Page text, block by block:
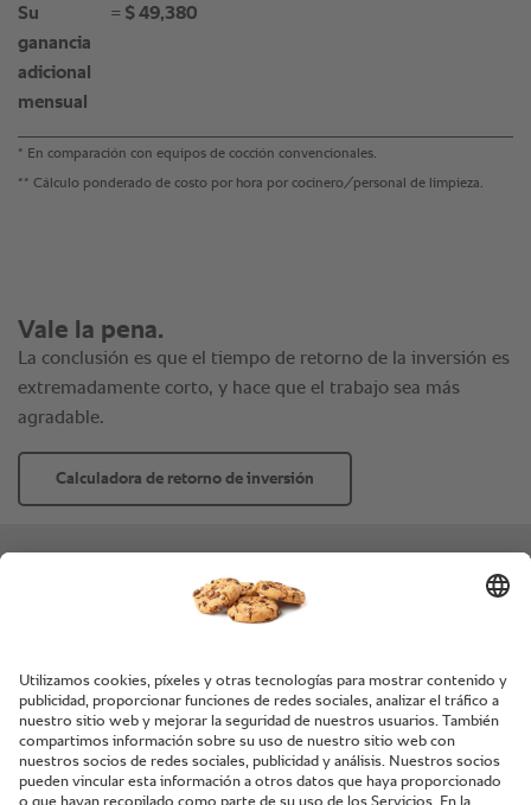
Su
ganancia
adicional
mensual
= $ 49,380
* En comparación con equipos de cocción convencionales.
** Cálculo ponderado de costo por hora por cocinero/personal de limpieza.